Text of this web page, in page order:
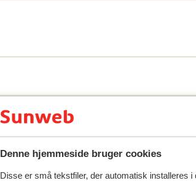
Denne hjemmeside bruger cookies
Disse er små tekstfiler, der automatisk installeres